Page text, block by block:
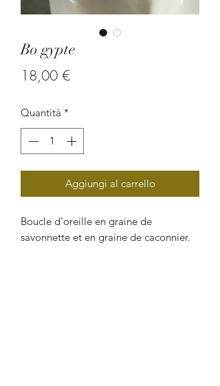
Bo gypte
18,00 €Prezzo
Quantità *
Aggiungi al carrello
Boucle d'oreille en graine de
savonnette et en graine de caconnier.